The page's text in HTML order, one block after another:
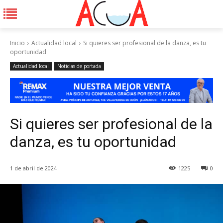
Inicio Actualidad local
Si quieres ser profesional de la danza, es tu
oportunidad
Actualidad local Noticias de portada
Si quieres ser profesional de la
danza, es tu oportunidad
1 de abril de 2024 0
1225